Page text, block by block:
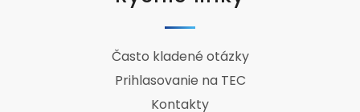
Často kladené otázky
Prihlasovanie na TEC
Kontakty